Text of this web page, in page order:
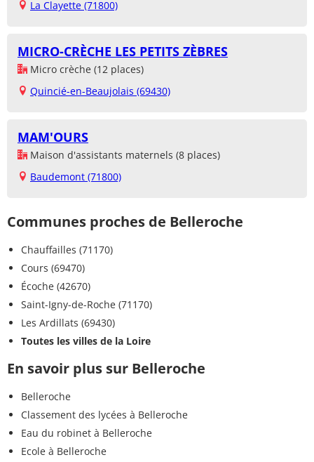
La Clayette (71800)
MICRO-CRÈCHE LES PETITS ZÈBRES
Micro crèche (12 places)
Quincié-en-Beaujolais (69430)
MAM'OURS
Maison d'assistants maternels (8 places)
Baudemont (71800)
Communes proches de Belleroche
Chauffailles (71170)
Cours (69470)
Écoche (42670)
Saint-Igny-de-Roche (71170)
Les Ardillats (69430)
Toutes les villes de la Loire
En savoir plus sur Belleroche
Belleroche
Classement des lycées à Belleroche
Eau du robinet à Belleroche
Ecole à Belleroche